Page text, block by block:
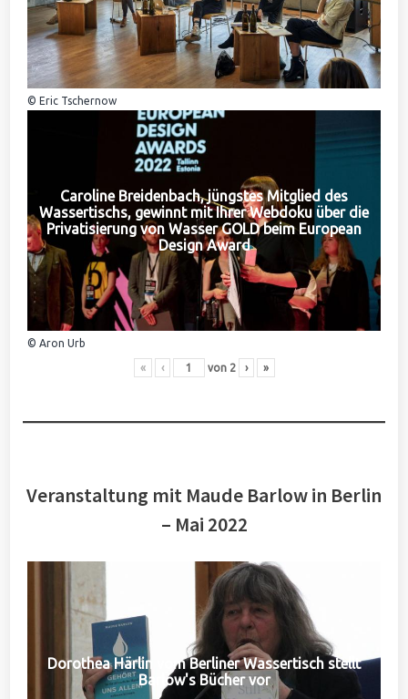
© Eric Tschernow
Caroline Breidenbach, jüngstes Mitglied des
Wassertischs, gewinnt mit Ihrer Webdoku über die
Privatisierung von Wasser GOLD beim European
Design Award
© Aron Urb
« ‹ von 2 › »
Veranstaltung mit Maude Barlow in Berlin
– Mai 2022
Dorothea Härlin vom Berliner Wassertisch stellt
Barlow's Bücher vor